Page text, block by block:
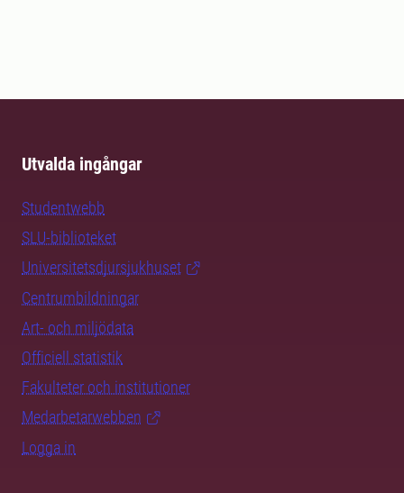
Utvalda ingångar
Studentwebb
SLU-biblioteket
Universitetsdjursjukhuset
Centrumbildningar
Art- och miljödata
Officiell statistik
Fakulteter och institutioner
Medarbetarwebben
Logga in